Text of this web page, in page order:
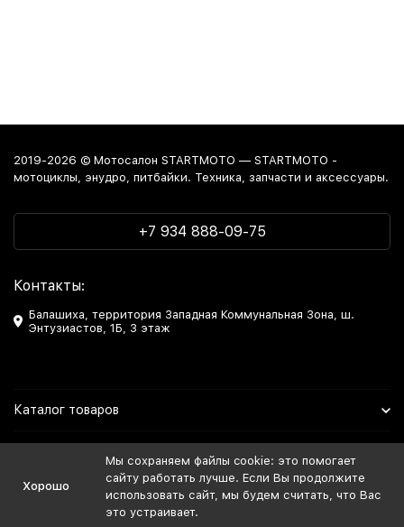
2019-2026 © Мотосалон STARTMOTO — STARTMOTO -
мотоциклы, энудро, питбайки. Техника, запчасти и аксессуары.
+7 934 888-09-75
Контакты:
Балашиха, территория Западная Коммунальная Зона, ш.
Энтузиастов, 1Б, 3 этаж
Каталог товаров
Мы в Соцсетях
Хорошо
Мы сохраняем файлы cookie: это помогает
сайту работать лучше. Если Вы продолжите
использовать сайт, мы будем считать, что Вас
это устраивает.